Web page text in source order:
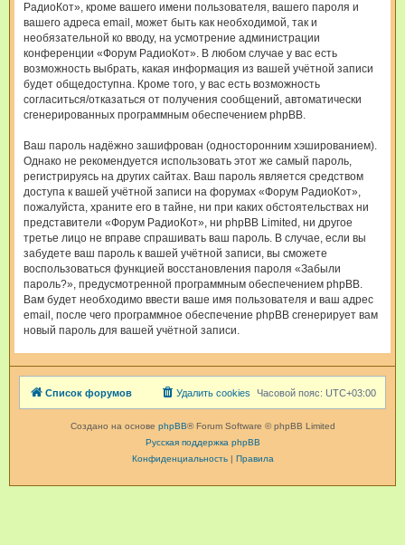
РадиоКот», кроме вашего имени пользователя, вашего пароля и
вашего адреса email, может быть как необходимой, так и
необязательной ко вводу, на усмотрение администрации
конференции «Форум РадиоКот». В любом случае у вас есть
возможность выбрать, какая информация из вашей учётной записи
будет общедоступна. Кроме того, у вас есть возможность
согласиться/отказаться от получения сообщений, автоматически
сгенерированных программным обеспечением phpBB.
Ваш пароль надёжно зашифрован (односторонним хэшированием).
Однако не рекомендуется использовать этот же самый пароль,
регистрируясь на других сайтах. Ваш пароль является средством
доступа к вашей учётной записи на форумах «Форум РадиоКот»,
пожалуйста, храните его в тайне, ни при каких обстоятельствах ни
представители «Форум РадиоКот», ни phpBB Limited, ни другое
третье лицо не вправе спрашивать ваш пароль. В случае, если вы
забудете ваш пароль к вашей учётной записи, вы сможете
воспользоваться функцией восстановления пароля «Забыли
пароль?», предусмотренной программным обеспечением phpBB.
Вам будет необходимо ввести ваше имя пользователя и ваш адрес
email, после чего программное обеспечение phpBB сгенерирует вам
новый пароль для вашей учётной записи.
Список форумов Часовой пояс: UTC+03:00
Удалить cookies
Создано на основе phpBB® Forum Software © phpBB Limited
Русская поддержка phpBB
Конфиденциальность| Правила